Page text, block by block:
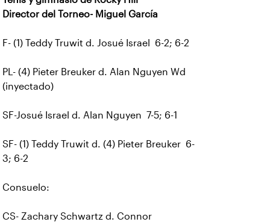
Director del Torneo- Miguel García
F- (1) Teddy Truwit d. Josué Israel 6-2; 6-2
PL- (4) Pieter Breuker d. Alan Nguyen Wd
(inyectado)
SF-Josué Israel d. Alan Nguyen 7-5; 6-1
SF- (1) Teddy Truwit d. (4) Pieter Breuker 6-
3; 6-2
Consuelo:
CS- Zachary Schwartz d. Connor